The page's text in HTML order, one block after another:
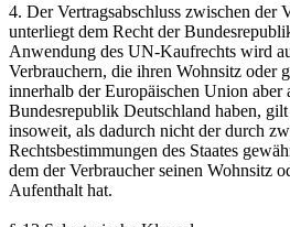
4. Der Vertragsabschluss zwischen der
unterliegt dem Recht der
Anwendung des UN-Kaufrechts wird
Verbrauchern, die ihren Wohnsitz oder
innerhalb der Europäischen Union aber
Bundesrepublik Deutschland haben,
insoweit, als dadurch nicht der durch
Rechtsbestimmungen des Staates
dem der Verbraucher seinen Wohnsitz
Aufenthalt hat.